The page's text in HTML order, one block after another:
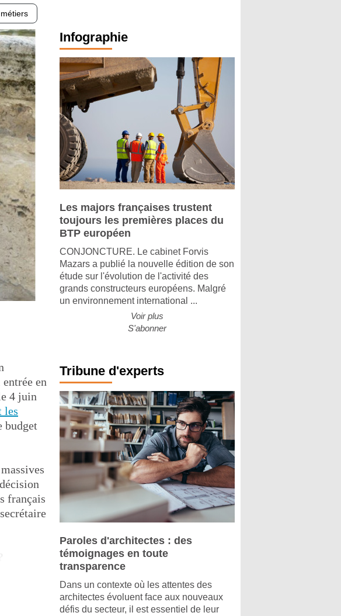
en
4 juin
les
budget
français
Infographie
Les majors françaises trustent
toujours les premières places du
BTP européen
CONJONCTURE. Le cabinet Forvis
Mazars a publié la nouvelle édition de son
étude sur l'évolution de l'activité des
grands constructeurs européens. Malgré
un environnement international ...
Voir plus
S'abonner
Tribune d'experts
Paroles d'architectes : des
témoignages en toute
transparence
Dans un contexte où les attentes des
architectes évoluent face aux nouveaux
défis du secteur, il est essentiel de leur